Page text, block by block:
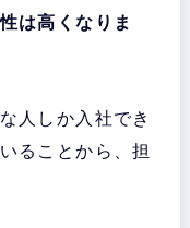
は高くなりま
人しか入社でき
ることから、担